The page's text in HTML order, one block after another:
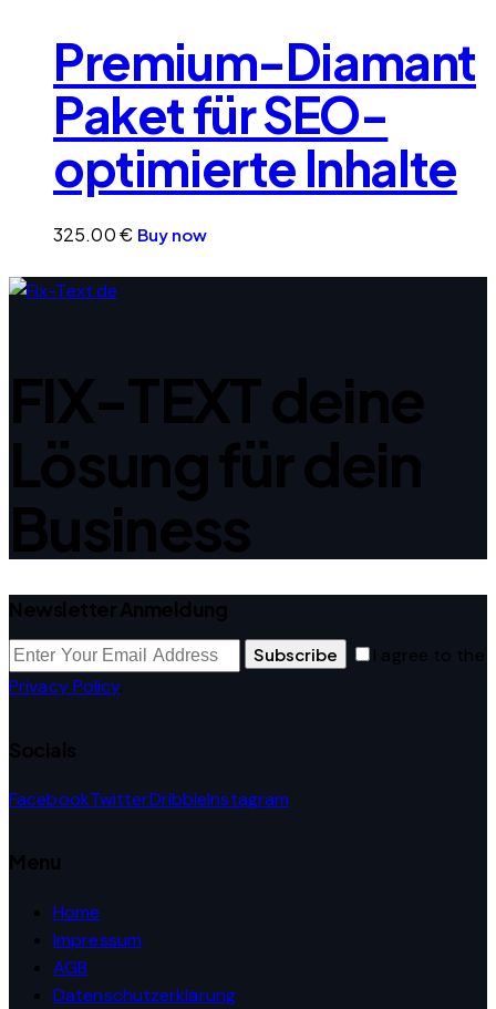
Premium-Diamant
Paket für SEO-
optimierte Inhalte
325.00€ Buy now
FIX-TEXT deine
Lösung für dein
Business
Newsletter Anmeldung
Subscribe
I agree to the
Privacy Policy.
Socials
FacebookTwitterDribbleInstagram
Menu
Home
Impressum
AGB
Datenschutzerklärung